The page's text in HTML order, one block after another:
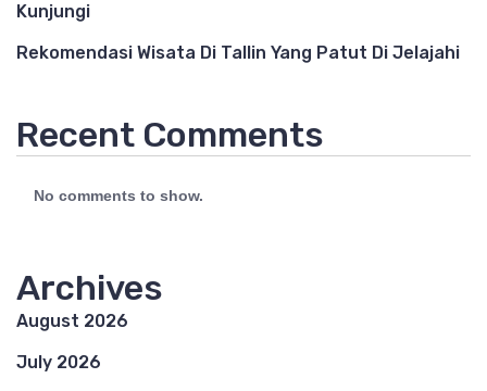
Kunjungi
Rekomendasi Wisata Di Tallin Yang Patut Di Jelajahi
Recent Comments
No comments to show.
Archives
August 2026
July 2026